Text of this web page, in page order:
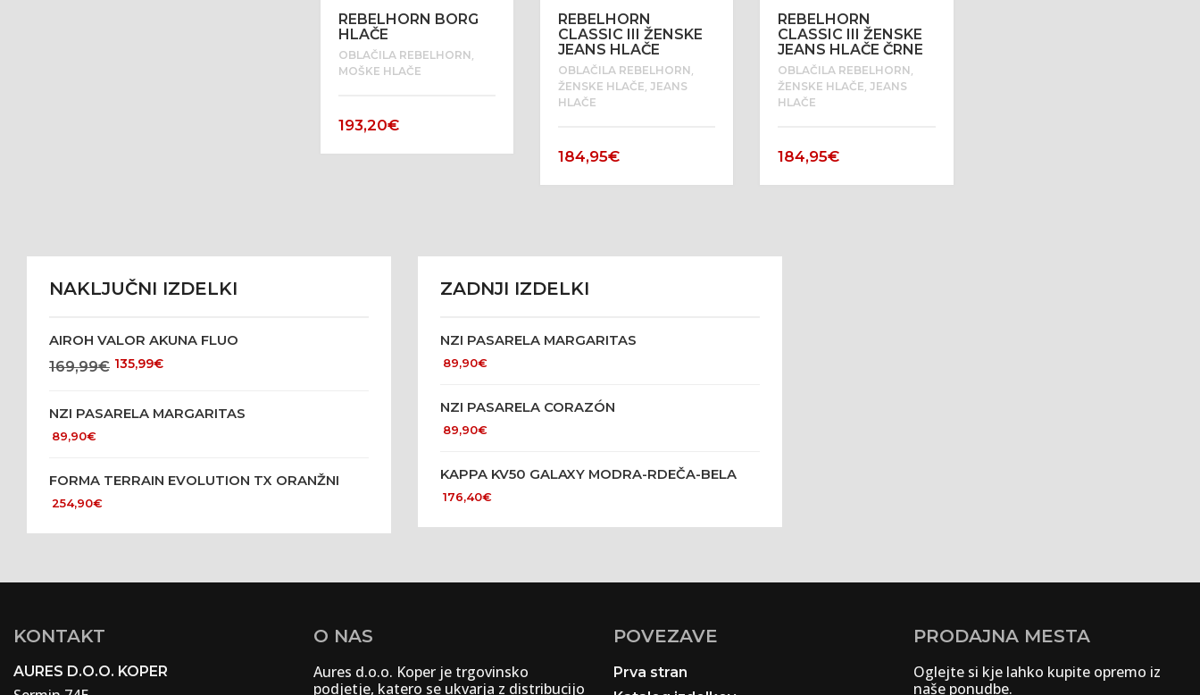
REBELHORN BORG
HLAČE
OBLAČILA REBELHORN,
MOŠKE HLAČE
193,20€
REBELHORN
CLASSIC III ŽENSKE
JEANS HLAČE
OBLAČILA REBELHORN,
ŽENSKE HLAČE, JEANS
HLAČE
184,95€
REBELHORN
CLASSIC III ŽENSKE
JEANS HLAČE ČRNE
OBLAČILA REBELHORN,
ŽENSKE HLAČE,JEANS
HLAČE
184,95€
NAKLJUČNI IZDELKI
AIROH VALOR AKUNA FLUO
169,99€ 135,99€
NZI PASARELA MARGARITAS
89,90€
FORMA TERRAIN EVOLUTION TX ORANŽNI
254,90€
ZADNJI IZDELKI
NZI PASARELA MARGARITAS
89,90€
NZI PASARELA CORAZÓN
89,90€
KAPPA KV50 GALAXY MODRA-RDEČA-BELA
176,40€
KONTAKT
AURES D.O.O. KOPER
O NAS
Aures d.o.o. Koper je trgovinsko
podjetje, katero se ukvarja z distribucijo
POVEZAVE
Prva stran
PRODAJNA MESTA
Oglejte si kje lahko kupite opremo iz
naše ponudbe.